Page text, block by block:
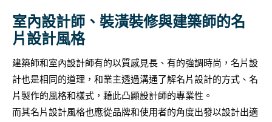
室內設計師、裝潢裝修與建築師的名
片設計風格
建築師和室內設計師有的以質感見長、有的強調時尚，名片設
計也是相同的道理，和業主透過溝通了解名片設計的方式、名
片製作的風格和樣式，藉此凸顯設計師的專業性。
而其名片設計風格也應從品牌和使用者的角度出發以設計出適